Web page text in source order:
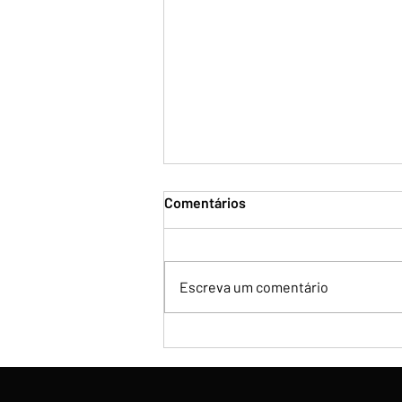
Comentários
Escreva um comentário